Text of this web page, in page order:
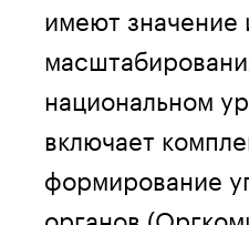
имеют значение
национальном
включает
формирование
органов